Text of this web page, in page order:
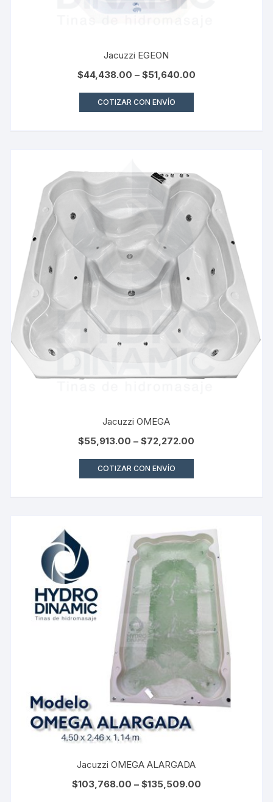
Jacuzzi EGEON
$44,438.00 – $51,640.00
COTIZAR CON ENVÍO
Jacuzzi OMEGA
$55,913.00 –$72,272.00
COTIZAR CON ENVÍO
Jacuzzi OMEGA ALARGADA
$103,768.00 – $135,509.00